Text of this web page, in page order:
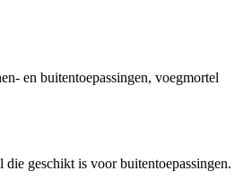
en buitentoepassingen, voegmortel
geschikt is voor buitentoepassingen.